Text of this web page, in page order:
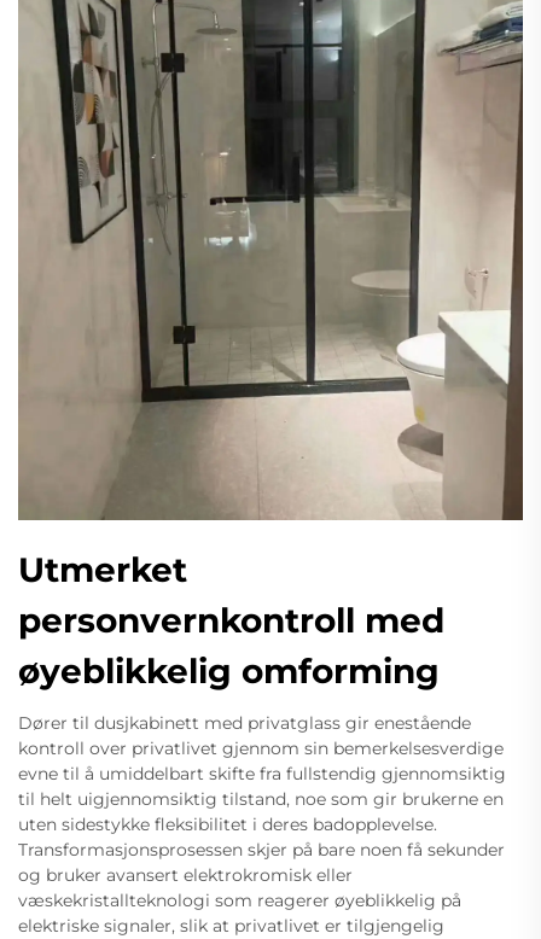
Utmerket
personvernkontroll med
øyeblikkelig omforming
Dører til dusjkabinett med privatglass gir enestående
kontroll over privatlivet gjennom sin bemerkelsesverdige
evne til å umiddelbart skifte fra fullstendig gjennomsiktig
til helt uigjennomsiktig tilstand, noe som gir brukerne en
uten sidestykke fleksibilitet i deres badopplevelse.
Transformasjonsprosessen skjer på bare noen få sekunder
og bruker avansert elektrokromisk eller
væskekristallteknologi som reagerer øyeblikkelig på
elektriske signaler, slik at privatlivet er tilgjengelig